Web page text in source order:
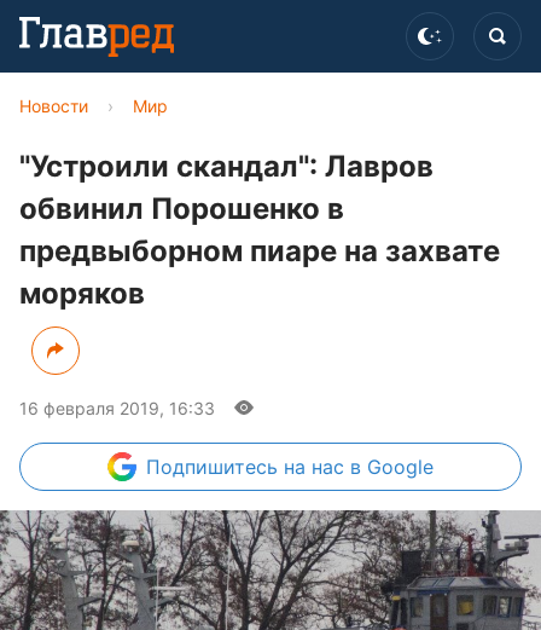
Новости › Мир
"Устроили скандал": Лавров
обвинил Порошенко в
предвыборном пиаре на захвате
моряков
16 февраля 2019, 16:33
Подпишитесь на нас в Google